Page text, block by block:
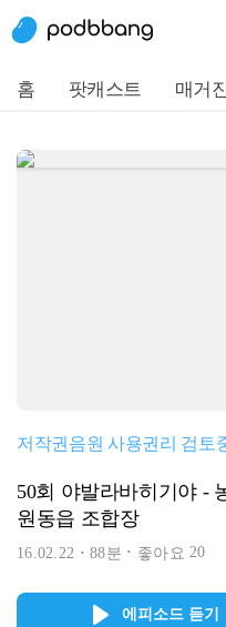
홈 팟캐스트 매거진
저작권음원 사용권리 검토
50회 야발라바히기야 -
원동읍 조합장
16.02.22 88분 좋아요20
에피소드 듣기